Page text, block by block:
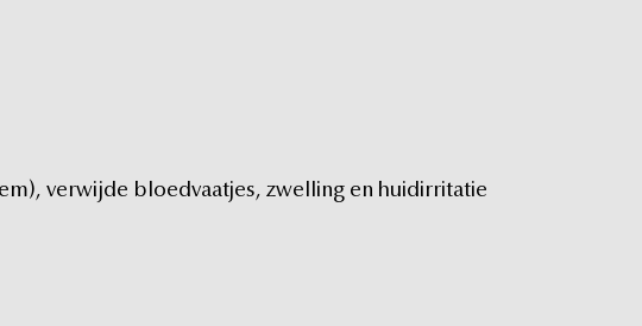
verwijde bloedvaatjes, zwelling en huidirritatie